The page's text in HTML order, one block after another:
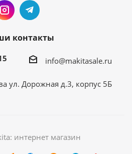
контакты
info@makitasale.ru
ул. Дорожная д.3, корпус 5Б
интернет магазин